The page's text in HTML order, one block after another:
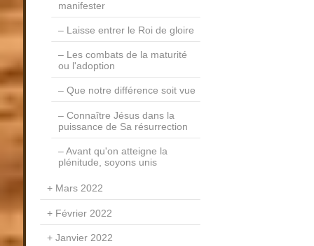
manifester
Laisse entrer le Roi de gloire
Les combats de la maturité
ou l'adoption
Que notre différence soit vue
Connaître Jésus dans la
puissance de Sa résurrection
Avant qu'on atteigne la
plénitude, soyons unis
Mars 2022
Février 2022
Janvier 2022